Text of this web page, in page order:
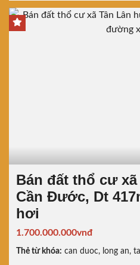
Bán đất thổ cư
Cần Đước, Dt
hơi
1.700.000.000vnđ
Thẻ từ khóa: can duoc, long an,